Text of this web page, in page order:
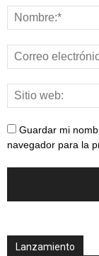
Guardar mi
navegador para la
Lanzamiento